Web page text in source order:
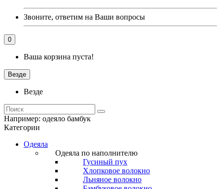
Звоните, ответим на Ваши вопросы
0
Ваша корзина пуста!
Везде
Везде
Например: одеяло бамбук
Категории
Одеяла
Одеяла по наполнителю
Гусиный пух
Хлопковое волокно
Льняное волокно